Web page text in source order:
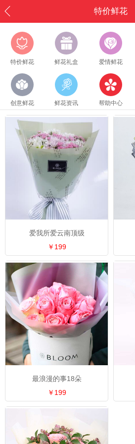
特价鲜花
特价鲜花 鲜花礼盒 爱情鲜花
创意鲜花 鲜花资讯 帮助中心
爱我所爱云南顶级
￥199
最浪漫的事18朵
￥199